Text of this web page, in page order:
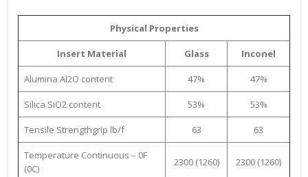
Physical Properties
Insert Material Glass Inconel
Alumina Al2O content 47% 47%
Silica SiO2 content 53% 53%
Tensile Strengthgrip lb/f 63 63
Temperature Continuous – 0F
(0C)
2300 (1260) 2300 (1260)